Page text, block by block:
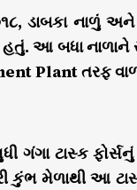
ડાબકા નાળું
હતું. આ બધા
Plant તરફ
ગંગા ટાસ્ક
મેળાથી આ